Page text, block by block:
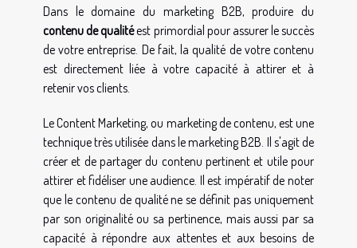
Dans le domaine du marketing B2B, produire du
contenu de qualitéest primordial pour assurer le succès
de votre entreprise. De fait, la qualité de votre contenu
est directement liée à votre capacité à attirer et à
retenir vos clients.
Le Content Marketing, ou marketing de contenu, est une
technique très utilisée dans le marketing B2B. Il s'agit de
créer et de partager du contenu pertinent et utile pour
attirer et fidéliser une audience. Il est impératif de noter
que le contenu de qualité ne se définit pas uniquement
par son originalité ou sa pertinence, mais aussi par sa
capacité à répondre aux attentes et aux besoins de